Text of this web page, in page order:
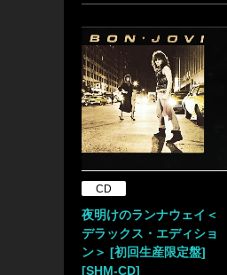
CD
夜明けのランナウェイ＜
デラックス・エディショ
ン＞ [初回生産限定盤]
[SHM-CD]